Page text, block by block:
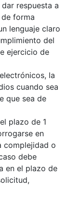
respuesta a
forma
lenguaje claro
del
ejercicio de
la
cuando sea
que sea de
plazo de 1
en
complejidad o
debe
en el plazo de